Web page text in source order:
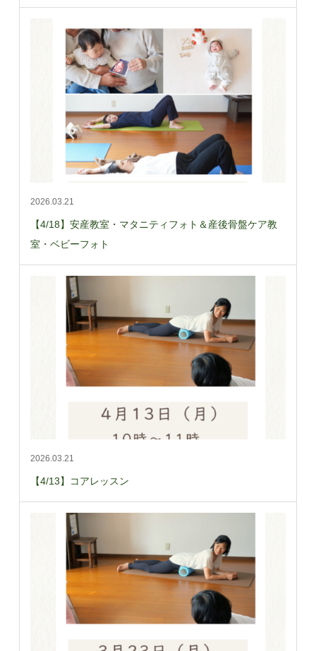
2026.03.21
【4/18】安産教室・マタニティフォト＆産後骨盤ケア教
室・ベビーフォト
2026.03.21
【4/13】コアレッスン